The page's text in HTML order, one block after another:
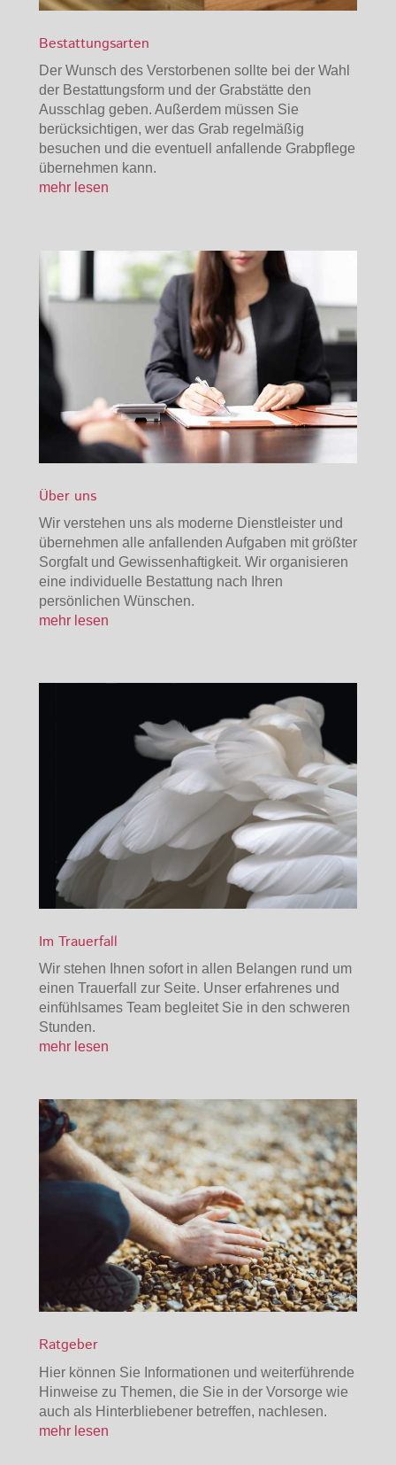
Bestattungsarten
Der Wunsch des Verstorbenen sollte bei der Wahl
der Bestattungsform und der Grabstätte den
Ausschlag geben. Außerdem müssen Sie
berücksichtigen, wer das Grab regelmäßig
besuchen und die eventuell anfallende Grabpflege
übernehmen kann.
mehr lesen
Über uns
Wir verstehen uns als moderne Dienstleister und
übernehmen alle anfallenden Aufgaben mit größter
Sorgfalt und Gewissenhaftigkeit. Wir organisieren
eine individuelle Bestattung nach Ihren
persönlichen Wünschen.
mehr lesen
Im Trauerfall
Wir stehen Ihnen sofort in allen Belangen rund um
einen Trauerfall zur Seite. Unser erfahrenes und
einfühlsames Team begleitet Sie in den schweren
Stunden.
mehr lesen
Ratgeber
Hier können Sie Informationen und weiterführende
Hinweise zu Themen, die Sie in der Vorsorge wie
auch als Hinterbliebener betreffen, nachlesen.
mehr lesen